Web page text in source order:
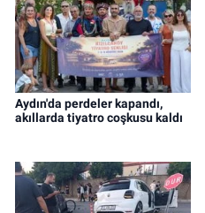
Aydın'da perdeler kapandı,
akıllarda tiyatro coşkusu kaldı